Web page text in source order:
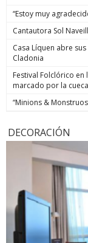
“Estoy muy
Cantautora Sol
Casa Líquen abre
Cladonia
Festival Folclórico
marcado por la
“Minions &
DECORACIÓN